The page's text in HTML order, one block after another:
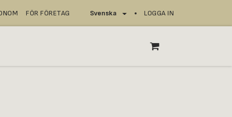
FÖR FÖRETAG Svenska LOGGA IN